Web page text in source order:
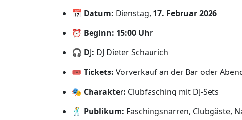
📅 Datum: Dienstag, 17. Februar 2026
⏰ Beginn: 15:00 Uhr
🎧 DJ: DJ Dieter Schaurich
🎟️ Tickets: Vorverkauf an der Bar oder
🎭 Charakter: Clubfasching mit DJ-Sets
🕺 Publikum: Faschingsnarren, Clubgäste,